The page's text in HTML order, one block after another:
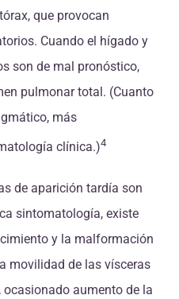
que provocan
Cuando el hígado y
son de mal pronóstico,
pulmonar total. (Cuanto
más
clínica.)4
de aparición tardía son
sintomatología, existe
y la malformación
movilidad de las vísceras
ocasionado aumento de la